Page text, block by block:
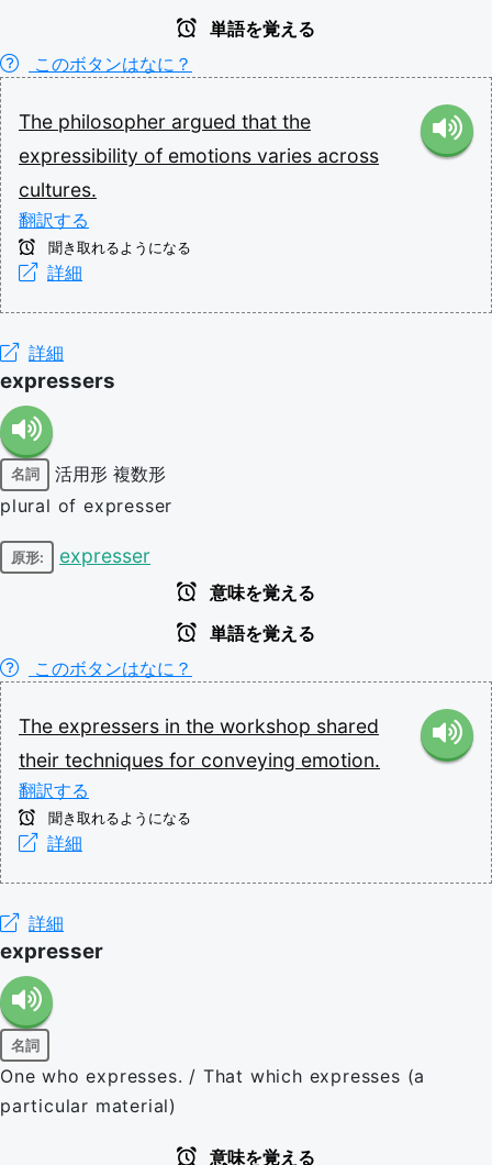
単語を覚える
このボタンはなに？
The philosopher argued that the
expressibility of emotions varies across
cultures.
翻訳する
聞き取れるようになる
詳細
詳細
expressers
名詞 活用形 複数形
plural of expresser
原形: expresser
意味を覚える
単語を覚える
このボタンはなに？
The expressers in the workshop shared
their techniques for conveying emotion.
翻訳する
聞き取れるようになる
詳細
詳細
expresser
名詞
One who expresses. / That which expresses (a
particular material)
意味を覚える